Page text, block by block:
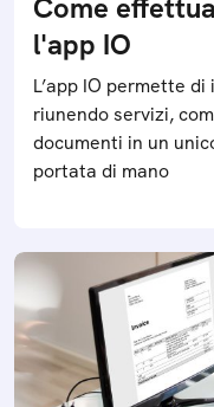
Come
l'app IO
L’app IO permette
riunendo servizi,
documenti in un
portata di mano